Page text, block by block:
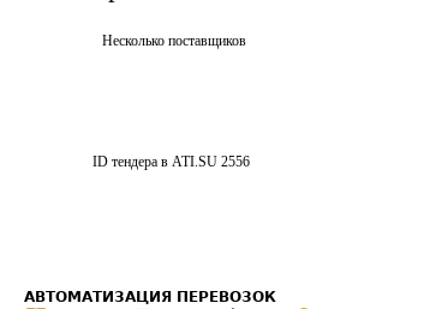
Несколько поставщиков
ID тендера в ATI.SU 2556
АВТОМАТИЗАЦИЯ ПЕРЕВОЗОК